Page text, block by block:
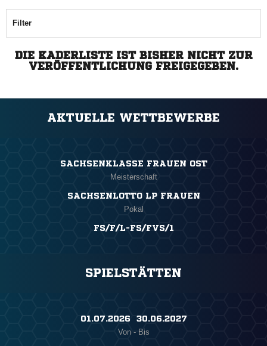
Filter
DIE KADERLISTE IST BISHER NICHT ZUR
VERÖFFENTLICHUNG FREIGEGEBEN.
AKTUELLE WETTBEWERBE
SACHSENKLASSE FRAUEN OST
Meisterschaft
SACHSENLOTTO LP FRAUEN
Pokal
FS/F/L-FS/FVS/1
SPIELSTÄTTEN
01.07.2026 ​ 30.06.2027
Von - Bis